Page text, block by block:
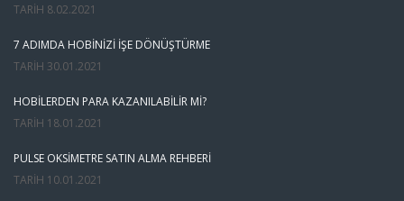
TARIH 8.02.2021
7 ADIMDA HOBINIZI İŞE DÖNÜŞTÜRME
TARIH 30.01.2021
HOBILERDEN PARA KAZANILABILIR MI?
TARIH 18.01.2021
PULSE OKSIMETRE SATIN ALMA REHBERI
TARIH 10.01.2021